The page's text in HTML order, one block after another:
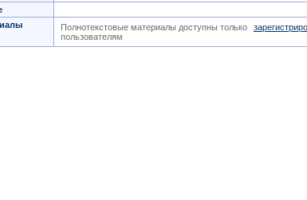
Полнотекстовые материалы доступны только
пользователям